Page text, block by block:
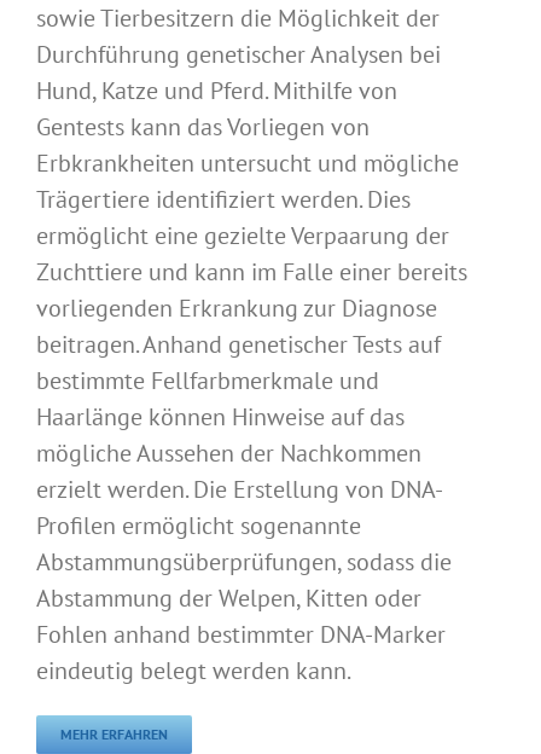
sowie Tierbesitzern die Möglichkeit der
Durchführung genetischer Analysen bei
Hund, Katze und Pferd. Mithilfe von
Gentests kann das Vorliegen von
Erbkrankheiten untersucht und mögliche
Trägertiere identifiziert werden. Dies
ermöglicht eine gezielte Verpaarung der
Zuchttiere und kann im Falle einer bereits
vorliegenden Erkrankung zur Diagnose
beitragen. Anhand genetischer Tests auf
bestimmte Fellfarbmerkmale und
Haarlänge können Hinweise auf das
mögliche Aussehen der Nachkommen
erzielt werden. Die Erstellung von DNA-
Profilen ermöglicht sogenannte
Abstammungsüberprüfungen, sodass die
Abstammung der Welpen, Kitten oder
Fohlen anhand bestimmter DNA-Marker
eindeutig belegt werden kann.
MEHR ERFAHREN